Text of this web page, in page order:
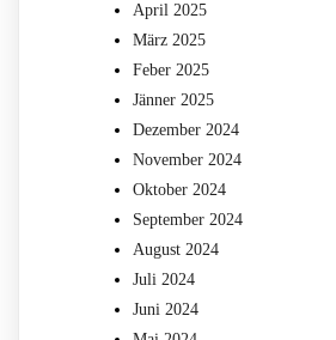
April 2025
März 2025
Feber 2025
Jänner 2025
Dezember 2024
November 2024
Oktober 2024
September 2024
August 2024
Juli 2024
Juni 2024